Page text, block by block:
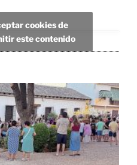
cookies de
este contenido